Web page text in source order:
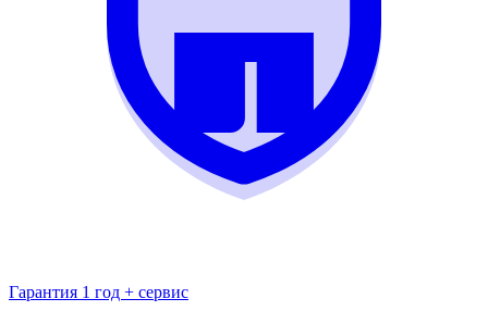
Гарантия 1 год + сервис